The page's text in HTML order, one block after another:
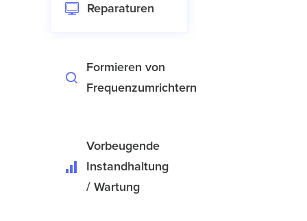
Reparaturen
Formieren von
Frequenzumrichtern
Vorbeugende
Instandhaltung
/ Wartung